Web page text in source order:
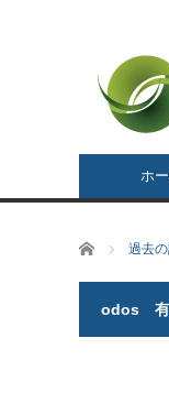
ホ
ホーム 過去
odos 有